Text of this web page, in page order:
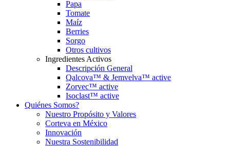
Papa
Tomate
Maíz
Berries
Sorgo
Otros cultivos
Ingredientes Activos
Descripción General
Qalcova™ & Jemvelva™ active
Zorvec™ active
Isoclast™ active
Quiénes Somos?
Nuestro Propósito y Valores
Corteva en México
Innovación
Nuestra Sostenibilidad